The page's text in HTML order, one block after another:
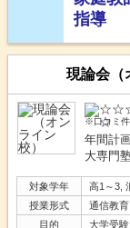
指導
現論会（
※口コミ件
年間計
大専門
対象学年
高1～3,
授業形式
通信教
目的
大学受験